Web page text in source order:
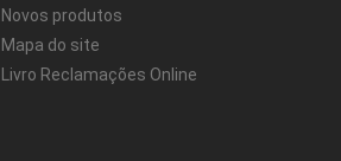
Novos produtos
Mapa do site
Livro Reclamações Online